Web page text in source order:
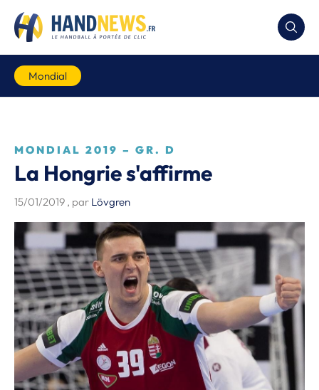
Mondial
MONDIAL 2019 – GR. D
La Hongrie s'affirme
15/01/2019 , par Lövgren